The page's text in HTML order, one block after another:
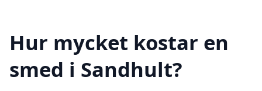
Hur mycket kostar en
smed i Sandhult?